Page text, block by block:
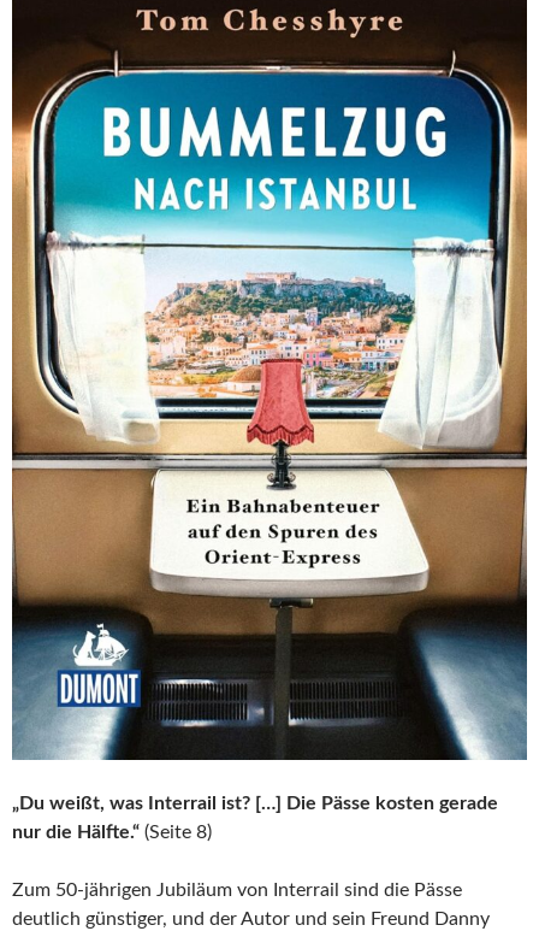
„Du weißt, was Interrail ist? […] Die Pässe kosten gerade
nur die Hälfte.“ (Seite 8)
Zum 50-jährigen Jubiläum von Interrail sind die Pässe
deutlich günstiger, und der Autor und sein Freund Danny